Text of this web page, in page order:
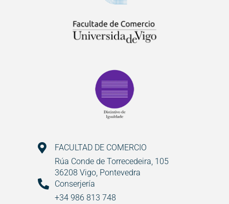
FACULTAD DE COMERCIO
Rúa Conde de Torrecedeira, 105
36208 Vigo, Pontevedra
Conserjería
+34 986 813 748